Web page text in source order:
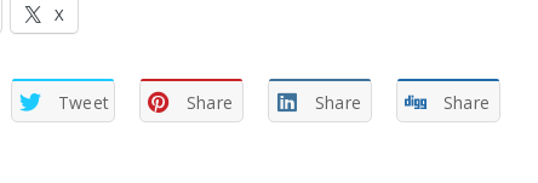
X
Tweet Share Share Share